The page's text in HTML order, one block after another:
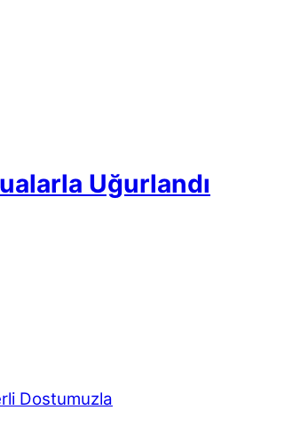
Uğurlandı
Dostumuzla